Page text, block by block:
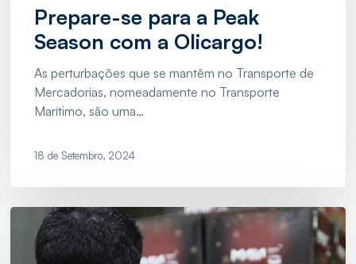
Prepare-se para a Peak
Season com a Olicargo!
As perturbações que se mantêm no Transporte de
Mercadorias, nomeadamente no Transporte
Marítimo, são uma…
18 de Setembro, 2024
Assemblagem
Cabazes: